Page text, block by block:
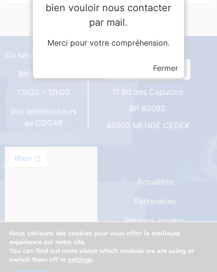
Du lundi au vendredi
8h00 – 12h00
13h30 – 17h00
Vos interlocuteurs
au CDG48
Tél :04 66 65 30 03
11 Bd des Capucins
BP 80092
48003 MENDE CEDEX
Actualités
Partenaires
Réseaux sociaux
Nous utilisons des cookies pour vous offrir la meilleure
expérience sur notre site.
You can find out more about which cookies we are using or
switch them off in settings.
Fermer
bien vouloir nous contacter
par mail.
Merci pour votre compréhension.